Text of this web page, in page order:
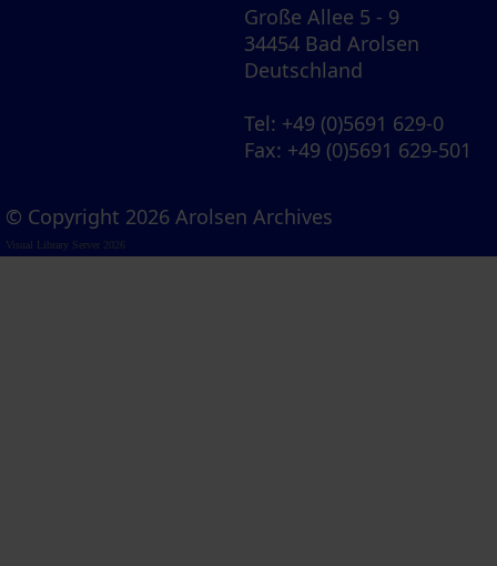
Große Allee 5 - 9
34454 Bad Arolsen
Deutschland
Tel: +49 (0)5691 629-0
Fax: +49 (0)5691 629-501
© Copyright 2026 Arolsen Archives
Visual Library Server 2026